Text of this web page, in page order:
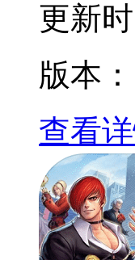
更新时
版本
查看